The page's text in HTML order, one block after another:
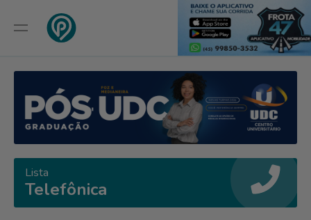
Lista
Telefônica